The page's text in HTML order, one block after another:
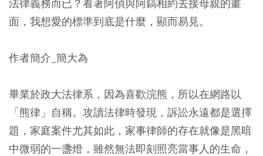
法律義務而已？看著阿偵與阿鎬相約去接母親的畫
面，我想愛的標準到底是什麼，顯而易見。
作者簡介_簡大為
畢業於政大法律系，因為喜歡浣熊，所以在網路以
「熊律」自稱。攻讀法律時發現，訴訟永遠都是選擇
題，家庭案件尤其如此，家事律師的存在就像是黑暗
中微弱的一盞燈，雖然無法即刻照亮當事人的生命，